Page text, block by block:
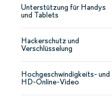
Unterstützung für Handys
und Tablets
Hackerschutz und
Verschlüsselung
Hochgeschwindigkeits- und
HD-Online-Video